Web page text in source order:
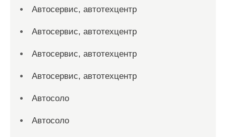
Автосервис, автотехцентр
Автосервис, автотехцентр
Автосервис, автотехцентр
Автосервис, автотехцентр
Автосоло
Автосоло